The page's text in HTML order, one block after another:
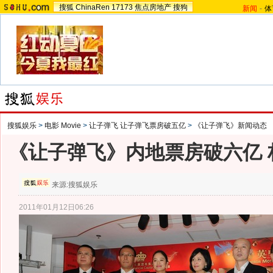
搜狐 ChinaRen 17173 焦点房地产 搜狗 新闻 -
搜狐娱乐 > 电影 Movie > 让子弹飞 让子弹飞票房破五亿 > 《让子弹飞》新闻动态
《让子弹飞》内地票房破六亿
来源:搜狐娱乐
2011年01月12日06:26